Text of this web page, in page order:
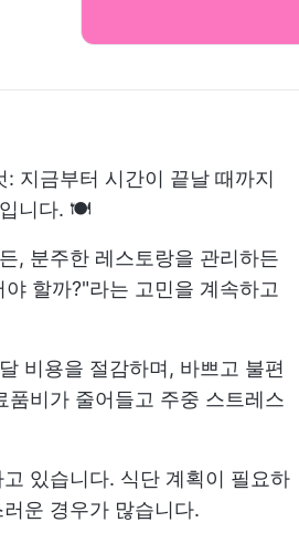
지금부터 시간이 끝날 때까지
입니다. 🍽️
, 분주한 레스토랑을 관리하든
할까?"라는 고민을 계속하고
비용을 절감하며, 바쁘고 불편
비가 줄어들고 주중 스트레스
있습니다. 식단 계획이 필요하
운 경우가 많습니다.